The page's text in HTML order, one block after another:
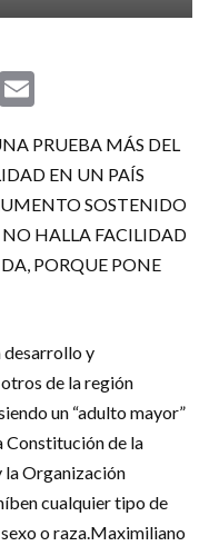
LinkedIn
PRUEBA MÁS DEL
EN UN PAÍS
SOSTENIDO
HALLA FACILIDAD
PORQUE PONE
desarrollo y
de la región
un “adulto mayor”
Constitución de la
la Organización
cualquier tipo de
o raza.Maximiliano